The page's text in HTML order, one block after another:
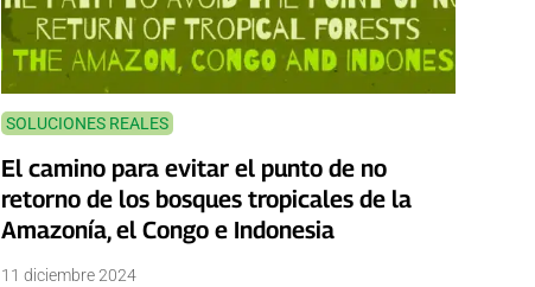
SOLUCIONES REALES
El camino para evitar el punto de no
retorno de los bosques tropicales de la
Amazonía, el Congo e Indonesia
11 diciembre 2024